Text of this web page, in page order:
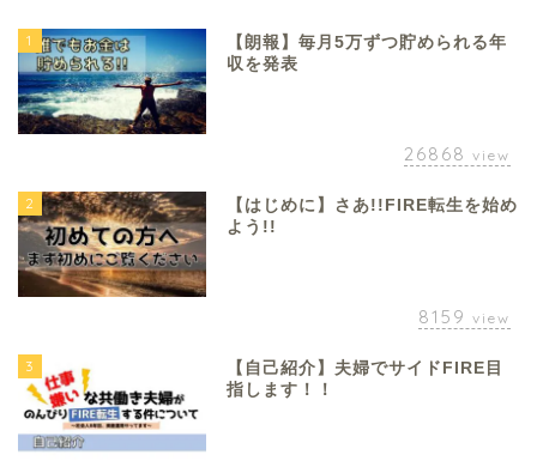
1
【朗報】毎月5万ずつ貯められる年
収を発表
26868 view
2
【はじめに】さあ!!FIRE転生を始め
よう!!
8159 view
3
【自己紹介】夫婦でサイドFIRE目
指します！！